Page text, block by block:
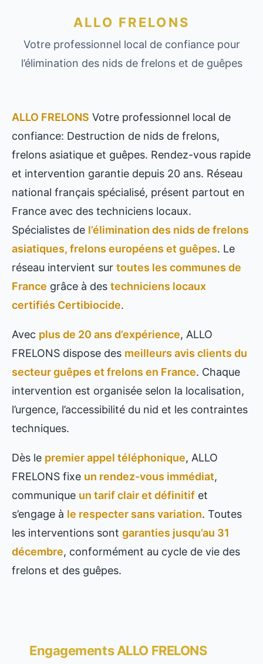
ALLO FRELONS
Votre professionnel local de confiance pour
l’élimination des nids de frelons et de guêpes
ALLO FRELONS Votre professionnel local de
confiance: Destruction de nids de frelons,
frelons asiatique et guêpes. Rendez-vous rapide
et intervention garantie depuis 20 ans. Réseau
national français spécialisé, présent partout en
France avec des techniciens locaux.
Spécialistes de l’élimination des nids de frelons
asiatiques, frelons européens et guêpes. Le
réseau intervient sur toutes les communes de
France grâce à des techniciens locaux
certifiés Certibiocide.
Avec plus de 20 ans d’expérience, ALLO
FRELONS dispose des meilleurs avis clients du
secteur guêpes et frelons en France. Chaque
intervention est organisée selon la localisation,
l’urgence, l’accessibilité du nid et les contraintes
techniques.
Dès le premier appel téléphonique, ALLO
FRELONS fixe un rendez-vous immédiat,
communique un tarif clair et définitif et
s’engage à le respecter sans variation. Toutes
les interventions sont garanties jusqu’au 31
décembre, conformément au cycle de vie des
frelons et des guêpes.
Engagements ALLO FRELONS